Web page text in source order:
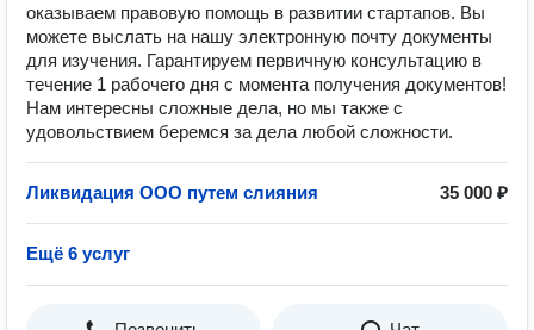
оказываем правовую помощь в развитии стартапов. Вы
можете выслать на нашу электронную почту документы
для изучения. Гарантируем первичную консультацию в
течение 1 рабочего дня с момента получения документов!
Нам интересны сложные дела, но мы также с
удовольствием беремся за дела любой сложности.
Ликвидация ООО путем слияния 35 000 ₽
Ещё 6 услуг